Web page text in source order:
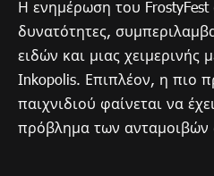
Η ενημέρωση του FrostyFest
δυνατότητες,
ειδών και μιας
Inkopolis. Επιπλέον, η πιο
παιχνιδιού φαίνεται να
πρόβλημα των ανταμοιβών